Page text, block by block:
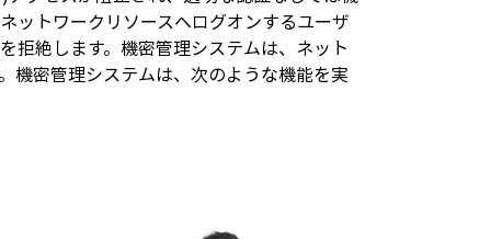
ットワークリソースへログオンするユーザ
拒絶します。機密管理システムは、ネット
機密管理システムは、次のような機能を実